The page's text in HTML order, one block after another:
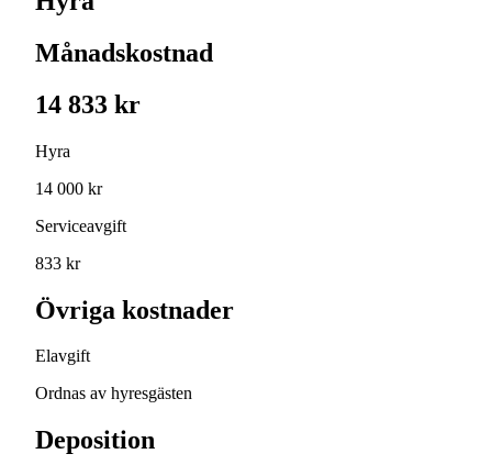
Månadskostnad
14 833 kr
Hyra
14 000 kr
Serviceavgift
833 kr
Övriga kostnader
Elavgift
Ordnas av hyresgästen
Deposition